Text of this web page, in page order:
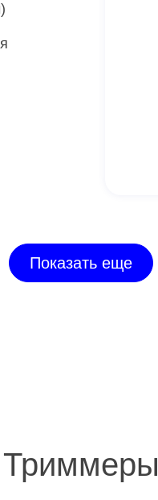
Показать еще
Триммеры